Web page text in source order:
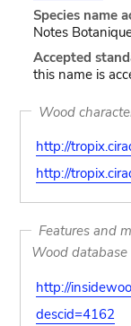
Species name
Notes
Accepted
this name is
Wood
http://
http://
Features and
Wood database
http://
descid=4162